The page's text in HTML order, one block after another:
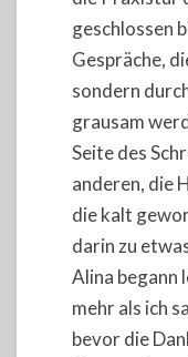
geschlossen
Gespräche,
sondern
grausam
Seite des
anderen, die
die kalt
darin zu
Alina begann
mehr als ich
bevor die